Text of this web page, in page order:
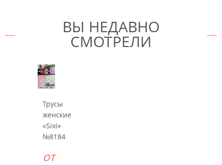
ВЫ НЕДАВНО
СМОТРЕЛИ
Трусы
женские
«Sixi»
№8184
от